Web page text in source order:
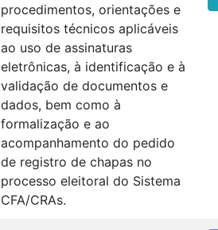
procedimentos, orientações e
requisitos técnicos aplicáveis
ao uso de assinaturas
eletrônicas, à identificação e à
validação de documentos e
dados, bem como à
formalização e ao
acompanhamento do pedido
de registro de chapas no
processo eleitoral do Sistema
CFA/CRAs.